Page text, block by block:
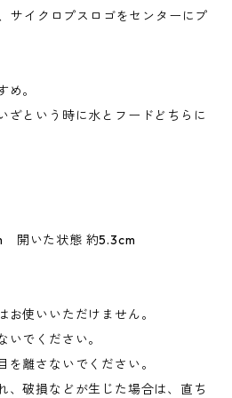
サイクロプスロゴをセンターにプ
。
ざという時に水とフードどちらに
開いた状態 約5.3cm
お使いいただけません。
いでください。
を離さないでください。
、破損などが生じた場合は、直ち